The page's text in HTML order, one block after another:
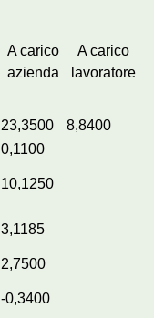
A carico
azienda
A carico
lavoratore
23,3500
8,8400
0,1100
10,1250
3,1185
2,7500
-0,3400